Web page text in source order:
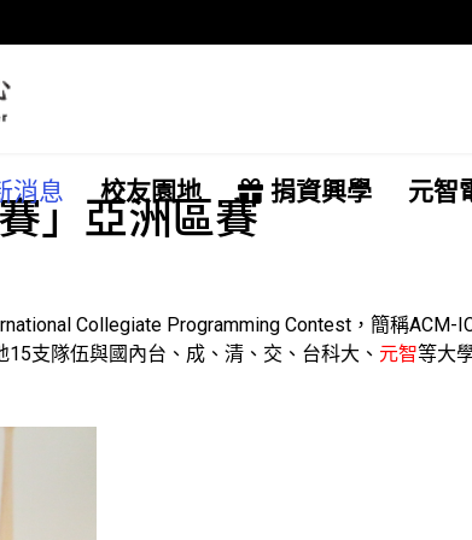
消息 校友園地 捐資興學 元智
」亞洲區賽
Collegiate Programming Contest，簡稱ACM-
支隊伍與國內台、成、清、交、台科大、 元智等大